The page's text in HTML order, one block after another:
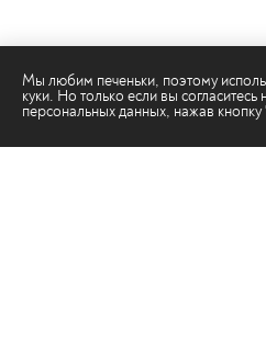
Мы любим печеньки, поэтому
куки. Но только если вы согласитесь
персональных данных, нажав